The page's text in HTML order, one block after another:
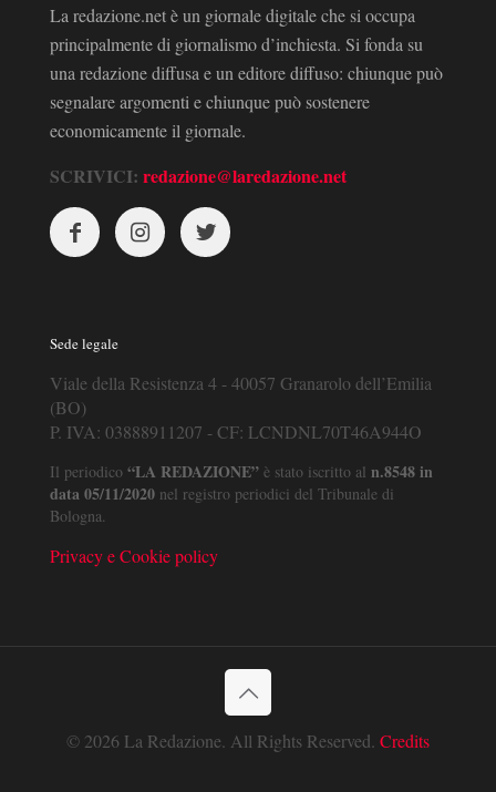
La redazione.net è un giornale digitale che si occupa
principalmente di giornalismo d’inchiesta. Si fonda su
una redazione diffusa e un editore diffuso: chiunque può
segnalare argomenti e chiunque può sostenere
economicamente il giornale.
SCRIVICI: redazione@laredazione.net
Sede legale
Viale della Resistenza 4 - 40057 Granarolo dell’Emilia
(BO)
P. IVA: 03888911207 - CF: LCNDNL70T46A944O
Il periodico “LA REDAZIONE” è stato iscritto al n.8548 in
data 05/11/2020 nel registro periodici del Tribunale di
Bologna.
Privacy e Cookie policy
© 2026 La Redazione. All Rights Reserved. Credits